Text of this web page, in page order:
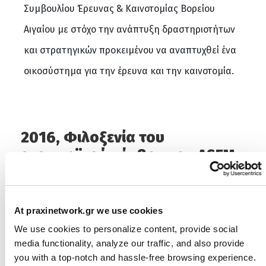
At praxinetwork.gr we use cookies
We use cookies to personalize content, provide social
media functionality, analyze our traffic, and also provide
you with a top-notch and hassle-free browsing experience.
Συμβουλίου Έρευνας & Καινοτομίας Βορείου
Αιγαίου με στόχο την ανάπτυξη δραστηριοτήτων
και στρατηγικών προκειμένου να αναπτυχθεί ένα
οικοσύστημα για την έρευνα και την καινοτομία.
2016, Φιλοξενία του
ευρωπαϊκού κόμβου του ASEM
– CCSTI για την τεχνολογική
συνεργασία μεταξύ Ευρώπης
και Ασίας
Το Δίκτυο ΠΡΑΞΗ φιλοξενεί στις εγκαταστάσεις
του στην Αθήνα τον ευρωπαϊκό κόμβο του ASEM